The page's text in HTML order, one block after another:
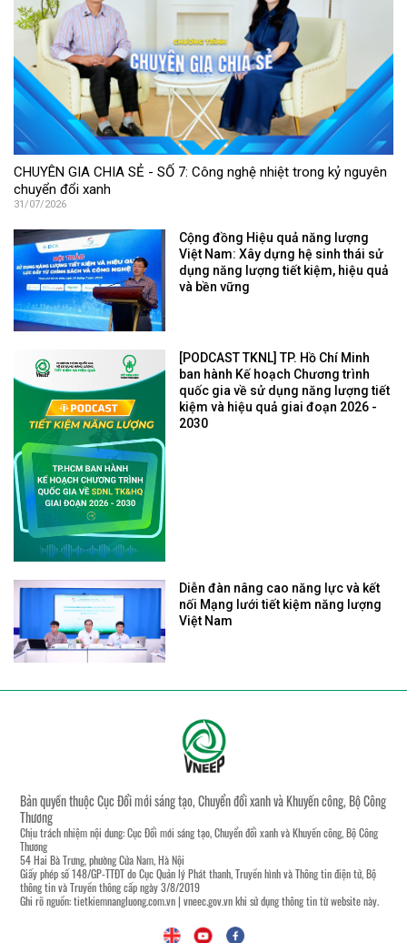
CHUYÊN GIA CHIA SẺ - SỐ 7: Công nghệ nhiệt trong kỷ nguyên
chuyển đổi xanh
31/07/2026
Cộng đồng Hiệu quả năng lượng
Việt Nam: Xây dựng hệ sinh thái sử
dụng năng lượng tiết kiệm, hiệu quả
và bền vững
[PODCAST TKNL] TP. Hồ Chí Minh
ban hành Kế hoạch Chương trình
quốc gia về sử dụng năng lượng tiết
kiệm và hiệu quả giai đoạn 2026 -
2030
Diễn đàn nâng cao năng lực và kết
nối Mạng lưới tiết kiệm năng lượng
Việt Nam
Bản quyền thuộc Cục Đổi mới sáng tạo, Chuyển đổi xanh và Khuyến công, Bộ Công
Thương
Chịu trách nhiệm nội dung: Cục Đổi mới sáng tạo, Chuyển đổi xanh và Khuyến công, Bộ Công
Thương
54 Hai Bà Trưng, phường Cửa Nam, Hà Nội
Giấy phép số 148/GP-TTĐT do Cục Quản lý Phát thanh, Truyền hình và Thông tin điện tử, Bộ
thông tin và Truyền thông cấp ngày 3/8/2019
Ghi rõ nguồn:tietkiemnangluong.com.vn| vneec.gov.vnkhi sử dụng thông tin từ website này.